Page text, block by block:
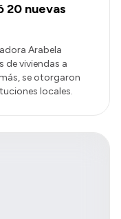
20 nuevas
Arabela
de viviendas a
se otorgaron
locales.